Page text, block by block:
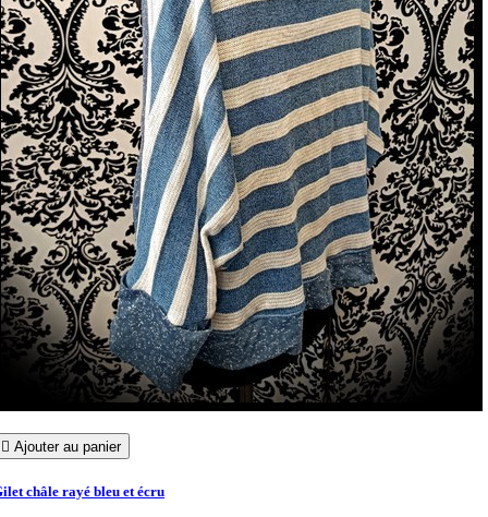
 Ajouter au panier
châle rayé bleu et écru